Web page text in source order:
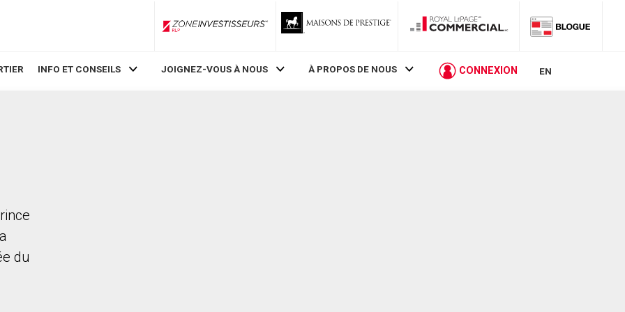
ZoneInvestisseurs RLP
INFO ET CONSEILS JOIGNEZ-VOUS À NOUS À PROPOS DE NOUS CONNEXION EN
du